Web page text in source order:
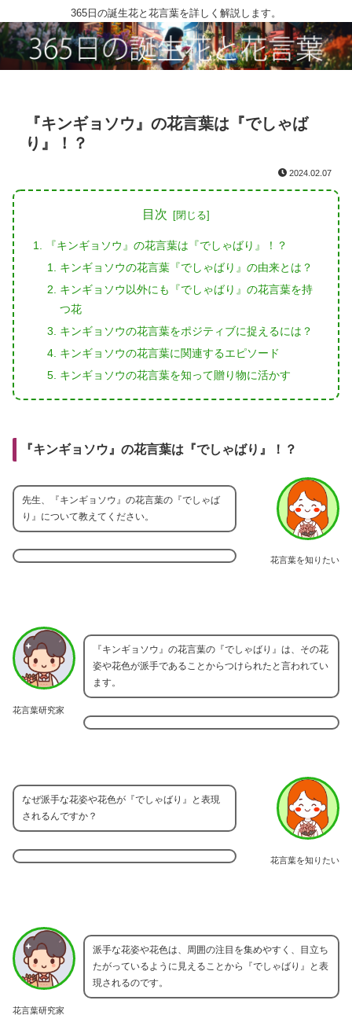
365日の誕生花と花言葉を詳しく解説します。
『キンギョソウ』の花言葉は『でしゃば
り』！？
2024.02.07
目次
『キンギョソウ』の花言葉は『でしゃばり』！？
キンギョソウの花言葉『でしゃばり』の由来とは？
キンギョソウ以外にも『でしゃばり』の花言葉を持
つ花
キンギョソウの花言葉をポジティブに捉えるには？
キンギョソウの花言葉に関連するエピソード
キンギョソウの花言葉を知って贈り物に活かす
『キンギョソウ』の花言葉は『でしゃばり』！？
花言葉を知りたい
先生、『キンギョソウ』の花言葉の『でしゃば
り』について教えてください。
花言葉研究家
『キンギョソウ』の花言葉の『でしゃばり』は、その花
姿や花色が派手であることからつけられたと言われてい
ます。
花言葉を知りたい
なぜ派手な花姿や花色が『でしゃばり』と表現
されるんですか？
花言葉研究家
派手な花姿や花色は、周囲の注目を集めやすく、目立ち
たがっているように見えることから『でしゃばり』と表
現されるのです。